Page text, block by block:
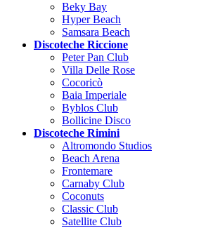
Beky Bay
Hyper Beach
Samsara Beach
Discoteche Riccione
Peter Pan Club
Villa Delle Rose
Cocoricò
Baia Imperiale
Byblos Club
Bollicine Disco
Discoteche Rimini
Altromondo Studios
Beach Arena
Frontemare
Carnaby Club
Coconuts
Classic Club
Satellite Club